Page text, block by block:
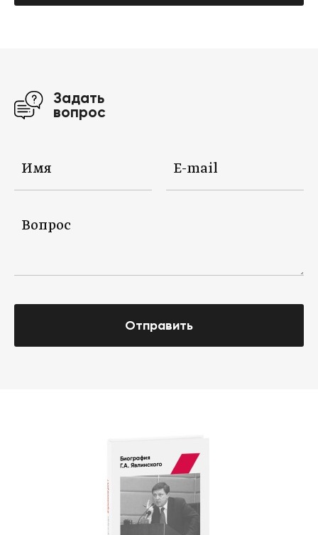
Задать
вопрос
Отправить